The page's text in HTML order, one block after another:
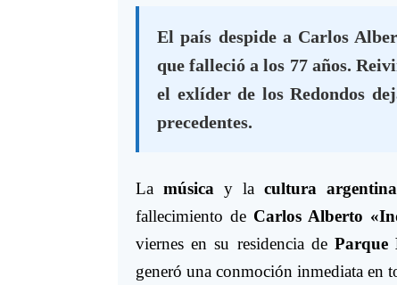
El país despide a Carlos
que falleció a los 77 años.
el exlíder de los Redondos
precedentes.
Lamúsica y lacultura argentina
fallecimiento de Carlos Alberto
viernes en su residencia de Parque
generó una conmoción inmediata en